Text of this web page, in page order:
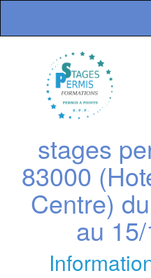
stages
83000
Centre)
au